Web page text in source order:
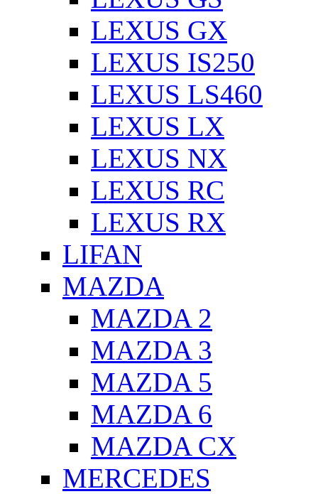
LEXUS GX
LEXUS IS250
LEXUS LS460
LEXUS LX
LEXUS NX
LEXUS RC
LEXUS RX
LIFAN
MAZDA
MAZDA 2
MAZDA 3
MAZDA 5
MAZDA 6
MAZDA CX
MERCEDES